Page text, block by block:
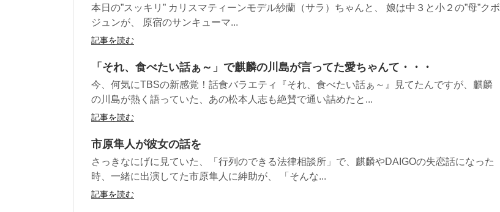
本日の”スッキリ” カリスマティーンモデル紗蘭（サラ）ちゃんと、 娘は中３と小２の”母”クボ
ジュンが、 原宿のサンキューマ...
記事を読む
「それ、食べたい話ぁ～」で麒麟の川島が言ってた愛ちゃんて・・・
今、何気にTBSの新感覚！話食バラエティ『それ、食べたい話ぁ～』見てたんですが、麒麟
の川島が熱く語っていた、あの松本人志も絶賛で通い詰めたと...
記事を読む
市原隼人が彼女の話を
さっきなにげに見ていた、「行列のできる法律相談所」で、麒麟やDAIGOの失恋話になった
時、一緒に出演してた市原隼人に紳助が、 「そんな...
記事を読む